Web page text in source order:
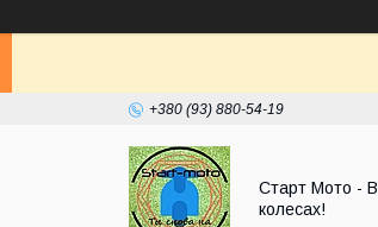
+380 (93) 880-54-19
Старт Мото -
колесах!